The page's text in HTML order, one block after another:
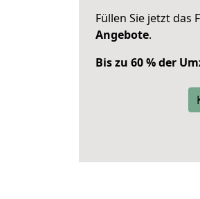
Füllen Sie jetzt das
Angebote.
Bis zu 60 % der